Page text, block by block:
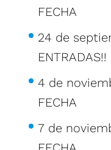
FECHA
24 de
ENTRADAS!!
4 de
FECHA
7 de